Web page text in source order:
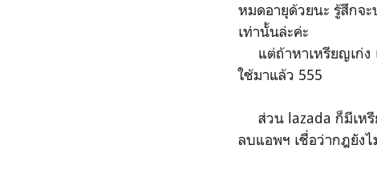
หมดอายุด้วยนะ รู้สึกจ
เท่านั้นล่ะค่ะ
แต่ถ้าหาเหรียญเก่ง
ใช้มาแล้ว 555
ส่วน lazada ก็มีเหรี
ลบแอพฯ เชื่อว่ากฎยังไ